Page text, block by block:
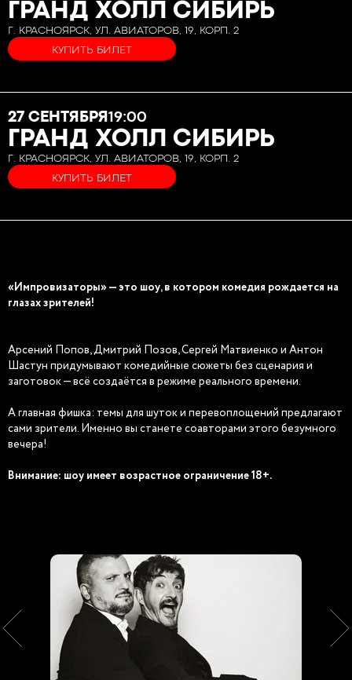
ГРАНД ХОЛЛ СИБИРЬ
Г. КРАСНОЯРСК, УЛ. АВИАТОРОВ, 19, КОРП. 2
КУПИТЬ БИЛЕТ
27 СЕНТЯБРЯ 19:00
ГРАНД ХОЛЛ СИБИРЬ
Г. КРАСНОЯРСК, УЛ. АВИАТОРОВ, 19, КОРП. 2
КУПИТЬ БИЛЕТ
«Импровизаторы» — это шоу, в котором комедия рождается на
глазах зрителей!
Арсений Попов, Дмитрий Позов, Сергей Матвиенко и Антон
Шастун придумывают комедийные сюжеты без сценария и
заготовок — всё создаётся в режиме реального времени.
А главная фишка: темы для шуток и перевоплощений предлагают
сами зрители. Именно вы станете соавторами этого безумного
вечера!
Внимание: шоу имеет возрастное ограничение 18+.